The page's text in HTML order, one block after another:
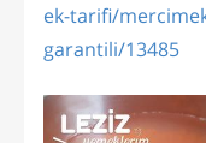
ek-tarifi/
garantili/13485